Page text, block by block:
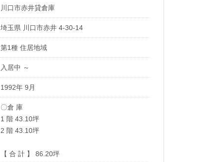
川口市赤井貸倉庫
埼玉県 川口市赤井 4-30-14
第1種 住居地域
入居中 ～
1992年 9月
〇倉 庫
1 階 43.10坪
2 階 43.10坪
【 合 計 】 86.20坪